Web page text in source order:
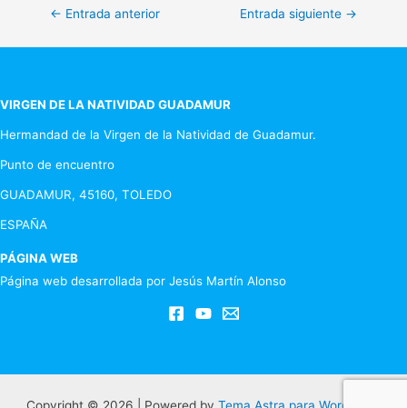
Navegación
de
← Entrada anterior Entrada siguiente →
VIRGEN DE LA NATIVIDAD GUADAMUR
Hermandad de la Virgen de la Natividad de Guadamur.
Punto de encuentro
GUADAMUR, 45160, TOLEDO
ESPAÑA
PÁGINA WEB
Página web desarrollada por Jesús Martín Alonso